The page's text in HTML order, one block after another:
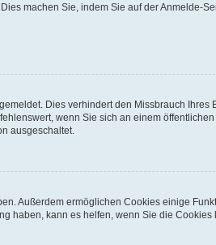
machen Sie, indem Sie auf der Anmelde-
Dies verhindert den Missbrauch Ihres
wenn Sie sich an einem
ausgeschaltet.
Außerdem ermöglichen Cookies einige
haben, kann es helfen, wenn Sie die Cookies